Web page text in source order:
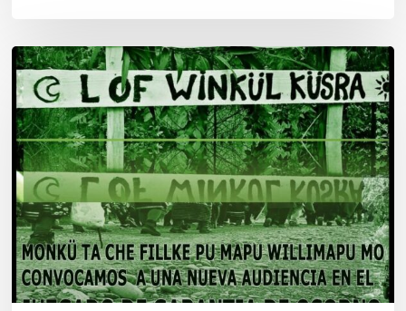
Lof
Winkül
Küsra
convoca
a
apoyar
audiencia
en
Juzgado